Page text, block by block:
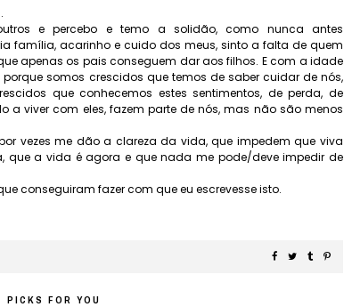
e percebo e temo a solidão, como nunca antes
família, acarinho e cuido dos meus, sinto a falta de quem
apenas os pais conseguem dar aos filhos. E com a idade
somos crescidos que temos de saber cuidar de nós,
que conhecemos estes sentimentos, de perda, de
a viver com eles, fazem parte de nós, mas não são menos
vezes me dão a clareza da vida, que impedem que viva
que a vida é agora e que nada me pode/deve impedir de
conseguiram fazer com que eu escrevesse isto.
PICKS FOR YOU